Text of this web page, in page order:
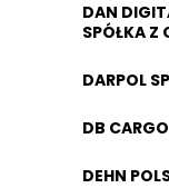
DAN
SPÓŁKA Z
DARPOL
DB
DEHN